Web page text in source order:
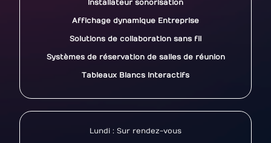
Installateur sonorisation
Affichage dynamique Entreprise
Solutions de collaboration sans fil
Systèmes de réservation de salles de réunion
Tableaux Blancs Interactifs
Lundi : Sur rendez-vous